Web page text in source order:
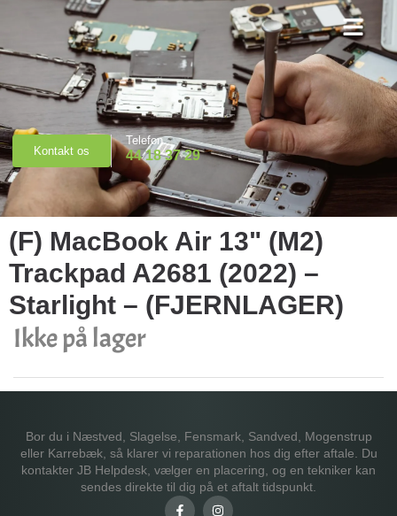
Kontakt os
Telefon
44 18 37 29
(F) MacBook Air 13" (M2)
Trackpad A2681 (2022) –
Starlight – (FJERNLAGER)
Ikke på lager
Bor du i Næstved, Slagelse, Fensmark, Sandved, Mogenstrup
eller Karrebæk, så klarer vi reparationen hos dig efter aftale. Du
kontakter JB Helpdesk, vælger en placering, og en tekniker kan
sendes direkte til dig på et aftalt tidspunkt.